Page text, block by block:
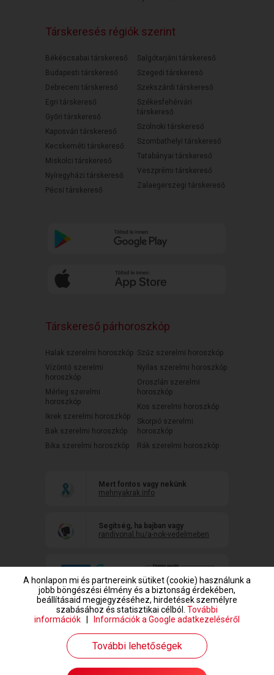
Társkeresés régiók szerint
Békéscsabai társkereső
Budapesti társkereső
Debreceni társkereső
Egri társkereső
Győri társkereső
Kaposvári társkereső
Kecskeméti társkereső
Miskolci társkereső
Nyíregyházi társkereső
Pécsi társkereső
Salgótarjáni társkereső
Szegedi társkereső
Szekszárdi társkereső
Székesfehérvári
társkereső
Szolnoki társkereső
Szombathelyi társkereső
Tatabányai társkereső
Veszprémi társkereső
Zalaegerszegi társkereső
Társkereső párhoroszkóp
Halak szerelmi horoszkóp
Vízöntő szerelmi
horoszkóp
Mérleg szerelmi
horoszkóp
Ikrek szerelmi horoszkóp
Bak szerelmi horoszkóp
Bika szerelmi horoszkóp
Szűz szerelmi horoszkóp
Nyilas szerelmi horoszkóp
Oroszlán szerelmi
horoszkóp
Kos szerelmi horoszkóp
Skorpió szerelmi
horoszkóp
Rák szerelmi horoszkóp
Mert fontos vagy nekünk
mehnyakrak.info
Segítség, ha bajban vagy
randivonal.hu/a-nok-vedelmeben
www.randivonal.hu © Copyright 1999-2026 Dating Central Europe Zrt.
A honlapon mi és partnereink sütiket (cookie) használunk a
jobb böngészési élmény és a biztonság érdekében,
beállításaid megjegyzéséhez, hirdetések személyre
szabásához és statisztikai célból. További
információk
Információk a Google adatkezeléséről
További lehetőségek